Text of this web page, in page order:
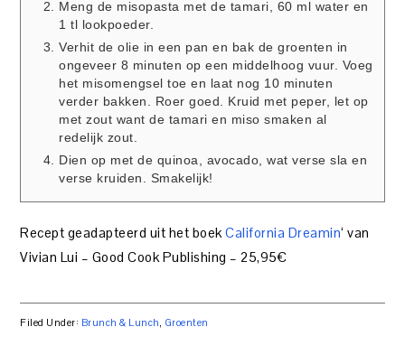
Meng de misopasta met de tamari, 60 ml water en
1 tl lookpoeder.
Verhit de olie in een pan en bak de groenten in
ongeveer 8 minuten op een middelhoog vuur. Voeg
het misomengsel toe en laat nog 10 minuten
verder bakken. Roer goed. Kruid met peper, let op
met zout want de tamari en miso smaken al
redelijk zout.
Dien op met de quinoa, avocado, wat verse sla en
verse kruiden. Smakelijk!
Recept geadapteerd uit het boekCalifornia Dreamin‘ van
Vivian Lui – Good Cook Publishing – 25,95€
Filed Under: Brunch & Lunch, Groenten